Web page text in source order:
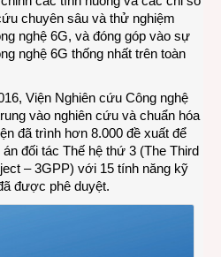
chuyên sâu và thử nghiệm
nghệ 6G, và đóng góp vào sự
nghệ 6G thống nhất trên toàn
Viện Nghiên cứu Công nghệ
vào nghiên cứu và chuẩn hóa
đã trình hơn 8.000 đề xuất để
đối tác Thế hệ thứ 3 (The Third
– 3GPP) với 15 tính năng kỹ
được phê duyệt.